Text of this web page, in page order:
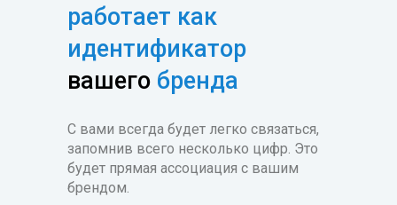
работает как
идентификатор
вашего бренда
С вами всегда будет легко связаться,
запомнив всего несколько цифр. Это
будет прямая ассоциация с вашим
брендом.